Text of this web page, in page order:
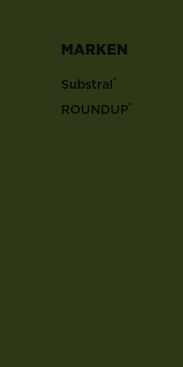
MARKEN
Substral®
ROUNDUP®